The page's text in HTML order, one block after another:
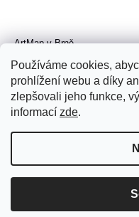
Používáme cookies,
prohlížení webu a díky
zlepšovali jeho funkce,
informací zde.
ArtMap v Brně
Radnická 4, Brno
úterý–pátek 11–19 h
sobota 14–19 h
+420 702 152 298